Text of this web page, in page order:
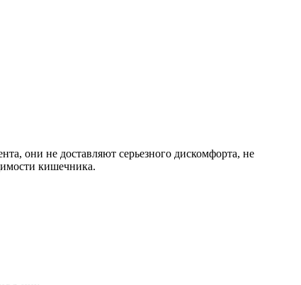
они не доставляют серьезного дискомфорта, не
кишечника.